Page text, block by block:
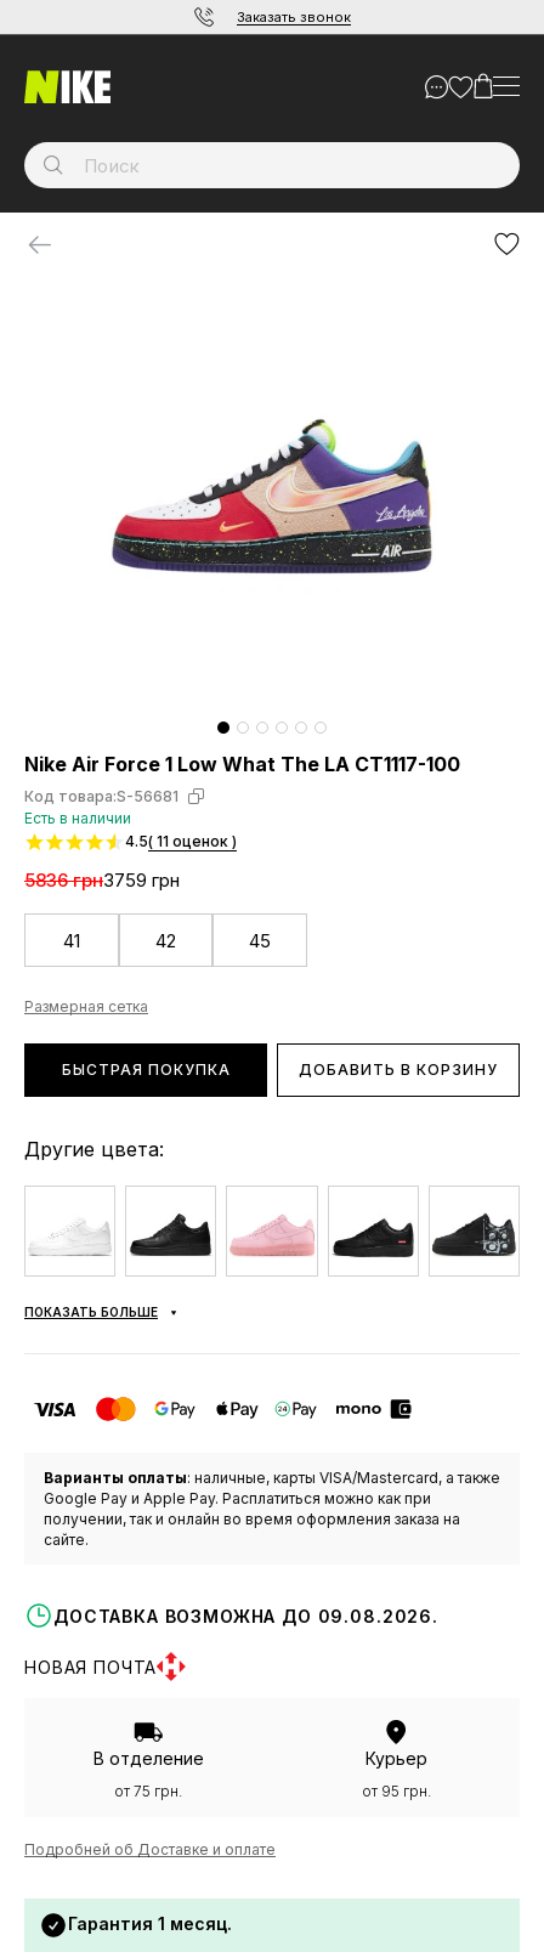
Заказать звонок
Nike Air Force 1 Low What The LA CT1117-100
Код товара:S-56681
Есть в наличии
4.5( 11 оценок )
5836 грн3759 грн
41 42 45
Размерная сетка
БЫСТРАЯ ПОКУПКА ДОБАВИТЬ В КОРЗИНУ
Другие цвета:
ПОКАЗАТЬ БОЛЬШЕ
Варианты оплаты: наличные, карты VISA/Mastercard, а также
Google Pay и Apple Pay. Расплатиться можно как при
получении, так и онлайн во время оформления заказа на
сайте.
ДОСТАВКА ВОЗМОЖНА ДО 09.08.2026.
НОВАЯ ПОЧТА
В отделение
от 75 грн.
Курьер
от 95 грн.
Подробней об Доставке и оплате
Гарантия 1 месяц.